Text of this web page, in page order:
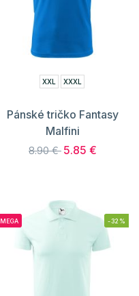
XXL XXXL
Pánské tričko Fantasy
Malfini
8.90 € 5.85 €
MEGA -32%